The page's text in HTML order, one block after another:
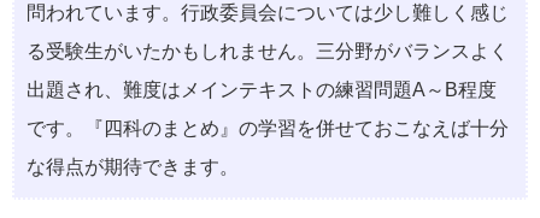
問われています。行政委員会については少し難しく感じ
る受験生がいたかもしれません。三分野がバランスよく
出題され、難度はメインテキストの練習問題A～B程度
です。『四科のまとめ』の学習を併せておこなえば十分
な得点が期待できます。